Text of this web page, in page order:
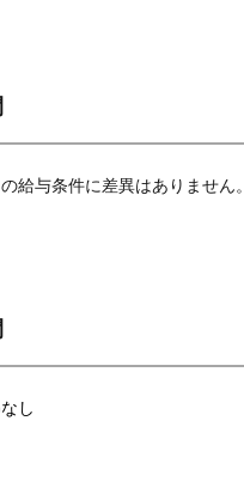
給与条件に差異はありません。
し